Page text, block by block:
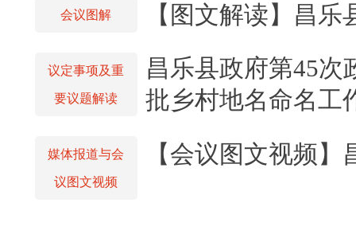
会议图解 【图文解读】昌
议定事项及重
要议题解读
昌乐县政府第45次
批乡村地名命名工
媒体报道与会
议图文视频
【会议图文视频